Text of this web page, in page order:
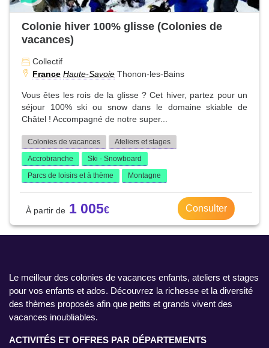
Colonie hiver 100% glisse (Colonies de
vacances)
Collectif
France Haute-Savoie Thonon-les-Bains
Vous êtes les rois de la glisse ? Cet hiver, partez pour un
séjour 100% ski ou snow dans le domaine skiable de
Châtel ! Accompagné de notre super...
Colonies de vacances
Ateliers et stages
Accrobranche
Ski - Snowboard
Parcs de loisirs et à thème
Montagne
1 005 Consulter
Le meilleur des colonies de vacances enfants, ateliers et stages
pour vos enfants et ados. Découvrez la richesse et la diversité
des thèmes proposés afin que petits et grands vivent des
vacances inoubliables.
ACTIVITÉS ET OFFRES PAR DÉPARTEMENTS